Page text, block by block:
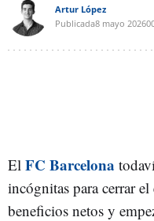
Artur López
Publicada8 mayo 2026
El FC Barcelona
incógnitas para cerrar
beneficios netos y